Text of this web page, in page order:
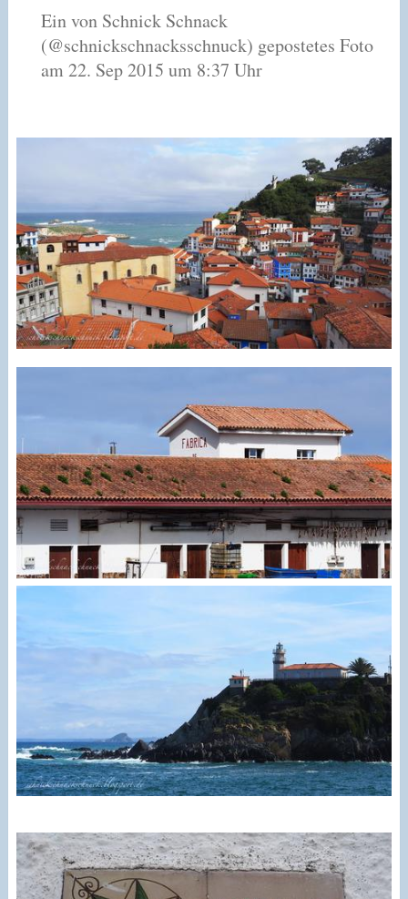
Ein von Schnick Schnack
(@schnickschnacksschnuck) gepostetes Foto
am 22. Sep 2015 um 8:37 Uhr